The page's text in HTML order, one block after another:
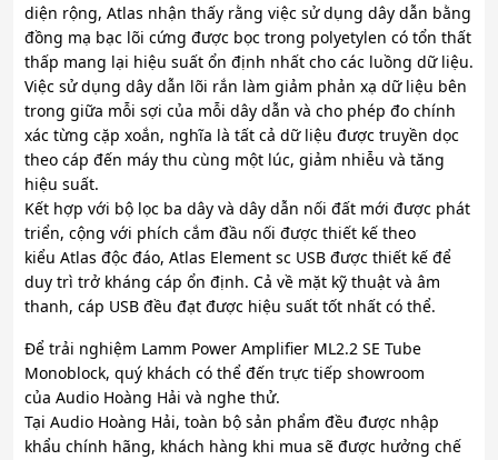
diện rộng, Atlas nhận thấy rằng việc sử dụng dây dẫn bằng
đồng mạ bạc lõi cứng được bọc trong polyetylen có tổn thất
thấp mang lại hiệu suất ổn định nhất cho các luồng dữ liệu.
Việc sử dụng dây dẫn lõi rắn làm giảm phản xạ dữ liệu bên
trong giữa mỗi sợi của mỗi dây dẫn và cho phép đo chính
xác từng cặp xoắn, nghĩa là tất cả dữ liệu được truyền dọc
theo cáp đến máy thu cùng một lúc, giảm nhiễu và tăng
hiệu suất.
Kết hợp với bộ lọc ba dây và dây dẫn nối đất mới được phát
triển, cộng với phích cắm đầu nối được thiết kế theo
kiểu Atlas độc đáo, Atlas Element sc USB được thiết kế để
duy trì trở kháng cáp ổn định. Cả về mặt kỹ thuật và âm
thanh, cáp USB đều đạt được hiệu suất tốt nhất có thể.
Để trải nghiệm Lamm Power Amplifier ML2.2 SE Tube
Monoblock, quý khách có thể đến trực tiếp showroom
của Audio Hoàng Hải và nghe thử.
Tại Audio Hoàng Hải, toàn bộ sản phẩm đều được nhập
khẩu chính hãng, khách hàng khi mua sẽ được hưởng chế